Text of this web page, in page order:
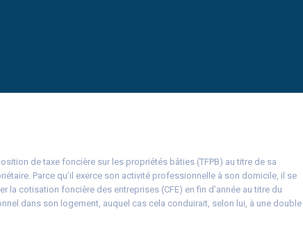
de taxe foncière sur les propriétés bâties (TFPB) au titre de sa
Parce qu’il exerce son activité professionnelle à son domicile, il se
la cotisation foncière des entreprises (CFE) en fin d’année au titre du
dans son logement, auquel cas cela conduirait, selon lui, à une double